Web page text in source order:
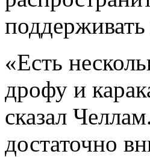
«Есть
дрофу и
сказал
достаточно